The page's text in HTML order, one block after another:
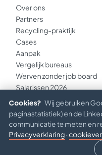
Over ons
Partners
Recycling-praktijk
Cases
Aanpak
Vergelijk bureaus
Werven zonder job board
Salarissen 2026
Inzichten
© 2026 BEST
Verantwoord AI
Cookies? Wij gebruiken
paginastatistiek) en de
communicatie te meten en
Privacyverklaring·